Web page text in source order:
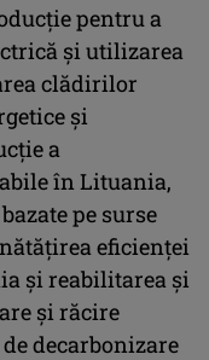
pentru a
şi utilizarea
clădirilor
şi
a
în Lituania,
pe surse
eficienţei
şi reabilitarea şi
şi răcire
decarbonizare